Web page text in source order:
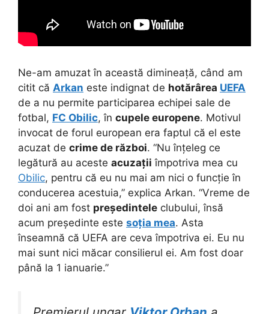
Ne-am amuzat în această dimineață, când am
citit că Arkan este indignat de hotărârea UEFA
de a nu permite participarea echipei sale de
fotbal, FC Obilic, în cupele europene. Motivul
invocat de forul european era faptul că el este
acuzat de crime de război. “Nu înțeleg ce
legătură au aceste acuzații împotriva mea cu
Obilic, pentru că eu nu mai am nici o funcție în
conducerea acestuia,” explica Arkan. “Vreme de
doi ani am fost președintele clubului, însă
acum președinte este soția mea. Asta
înseamnă că UEFA are ceva împotriva ei. Eu nu
mai sunt nici măcar consilierul ei. Am fost doar
până la 1 ianuarie.”